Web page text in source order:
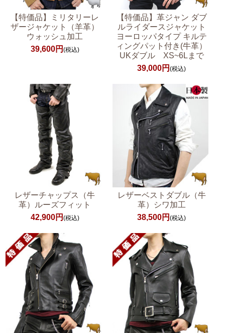
【特価品】ミリタリーレ
ザージャケット（羊革）
ウォッシュ加工
39,600円 (税込)
【特価品】革ジャン ダブ
ルライダースジャケット
ヨーロッパタイプ キルテ
ィングパット付き(牛革）
UKダブル XS~6Lまで
39,000円(税込)
レザーチャップス（牛
革）ルーズフィット
42,900円 (税込)
レザーベストダブル（牛
革）シワ加工
38,500円(税込)